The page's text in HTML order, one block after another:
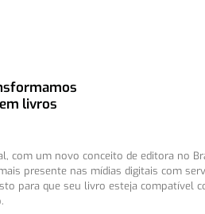
livros
com um novo conceito de editora no
presente nas mídias digitais com
para que seu livro esteja compatível